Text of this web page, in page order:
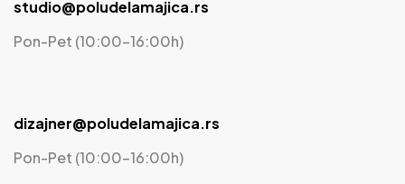
studio@poludelamajica.rs
Pon-Pet (10:00-16:00h)
dizajner@poludelamajica.rs
Pon-Pet (10:00-16:00h)